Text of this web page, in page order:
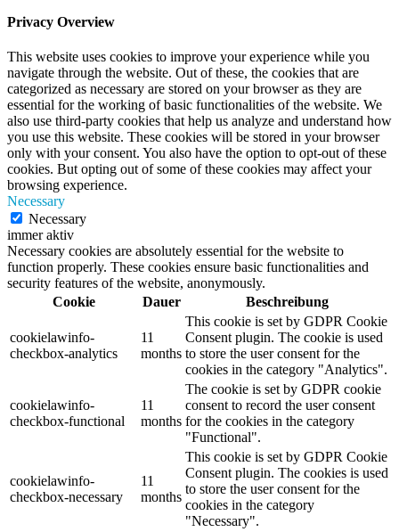
Privacy Overview
This website uses cookies to improve your experience while you
navigate through the website. Out of these, the cookies that are
categorized as necessary are stored on your browser as they are
essential for the working of basic functionalities of the website. We
also use third-party cookies that help us analyze and understand how
you use this website. These cookies will be stored in your browser
only with your consent. You also have the option to opt-out of these
cookies. But opting out of some of these cookies may affect your
browsing experience.
Necessary
Necessary
immer aktiv
Necessary cookies are absolutely essential for the website to
function properly. These cookies ensure basic functionalities and
security features of the website, anonymously.
Cookie
Dauer Beschreibung
cookielawinfo-
checkbox-analytics
11
months
This cookie is set by GDPR Cookie
Consent plugin. The cookie is used
to store the user consent for the
cookies in the category "Analytics".
cookielawinfo-
checkbox-functional
11
months
The cookie is set by GDPR cookie
consent to record the user consent
for the cookies in the category
"Functional".
cookielawinfo-
checkbox-necessary
11
months
This cookie is set by GDPR Cookie
Consent plugin. The cookies is used
to store the user consent for the
cookies in the category
"Necessary".